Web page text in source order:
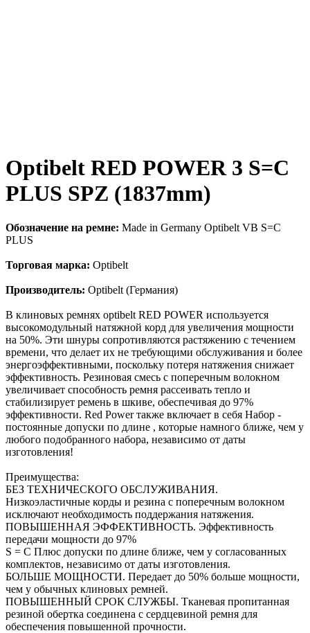
Optibelt RED POWER 3 S=C
PLUS SPZ (1837mm)
Обозначение на ремне: Made in Germany Optibelt VB S=C
PLUS
Торговая марка: Optibelt
Производитель: Optibelt (Германия)
В клиновых ремнях optibelt RED POWER используется
высокомодульный натяжной корд для увеличения мощности
на 50%. Эти шнуры сопротивляются растяжению с течением
времени, что делает их не требующими обслуживания и более
энергоэффективными, поскольку потеря натяжения снижает
эффективность. Резиновая смесь с поперечным волокном
увеличивает способность ремня рассеивать тепло и
стабилизирует ремень в шкиве, обеспечивая до 97%
эффективности. Red Power также включает в себя Набор -
постоянные допуски по длине , которые намного ближе, чем у
любого подобранного набора, независимо от даты
изготовления!
Преимущества:
БЕЗ ТЕХНИЧЕСКОГО ОБСЛУЖИВАНИЯ.
Низкоэластичные корды и резина с поперечным волокном
исключают необходимость поддержания натяжения.
ПОВЫШЕННАЯ ЭФФЕКТИВНОСТЬ. Эффективность
передачи мощности до 97%
S = C Плюс допуски по длине ближе, чем у согласованных
комплектов, независимо от даты изготовления.
БОЛЬШЕ МОЩНОСТИ. Передает до 50% больше мощности,
чем у обычных клиновых ремней.
ПОВЫШЕННЫЙ СРОК СЛУЖБЫ. Тканевая пропитанная
резиной обертка соединена с сердцевиной ремня для
обеспечения повышенной прочности.